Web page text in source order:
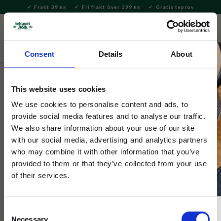
Consent Details About
This website uses cookies
We use cookies to personalise content and ads, to
provide social media features and to analyse our traffic.
We also share information about your use of our site
with our social media, advertising and analytics partners
who may combine it with other information that you’ve
provided to them or that they’ve collected from your use
of their services.
Necessary
Meny
Frakt 39 KR Fri frakt över 399 KR Gratis teprov
Servering & Dukning
Dunoon
Henley Sports World
​Den här muggen visar upp en mängd olika sportgrenar och
hyllar några av de mest populära sporterna som bl.a. cykling,
gymnastik, tennis och hockey.